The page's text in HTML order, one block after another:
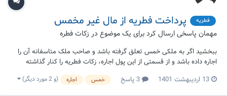
فطریه پرداخت فطریه از مال غیر مخمس
مهمان پاسخی ارسال کرد برای یک موضوع در زکات فطره
ببخشید اگر به ملکی خمس تعلق گرفته باشد و صاحب ملک متاسفانه آن را
اجاره داده باشد و از قسمتی از این پول اجاره، زکات فطریه را کنار گذاشته
تکلیف چیست؟ چون شنیدم که زکات رو اگر کنار گذاشتیم نمیشه عوض کرد،
پس نمیتوان از مالی دیگر،مجددا فطریه کنار گذاشت و از طرفی هم شنیدم...
13 اردیبهشت 1401 خمس اجاره (و 2 مورد دیگر)